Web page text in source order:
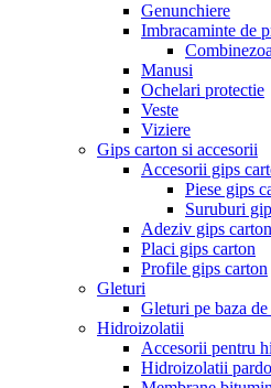
Genunchiere
Imbracaminte de
Manusi
Ochelari protectie
Veste
Viziere
Gips carton si accesorii
Accesorii gips
Piese gips
Suruburi
Adeziv gips carton
Placi gips carton
Profile gips carton
Gleturi
Gleturi pe baza de
Hidroizolatii
Accesorii pentru
Hidroizolatii